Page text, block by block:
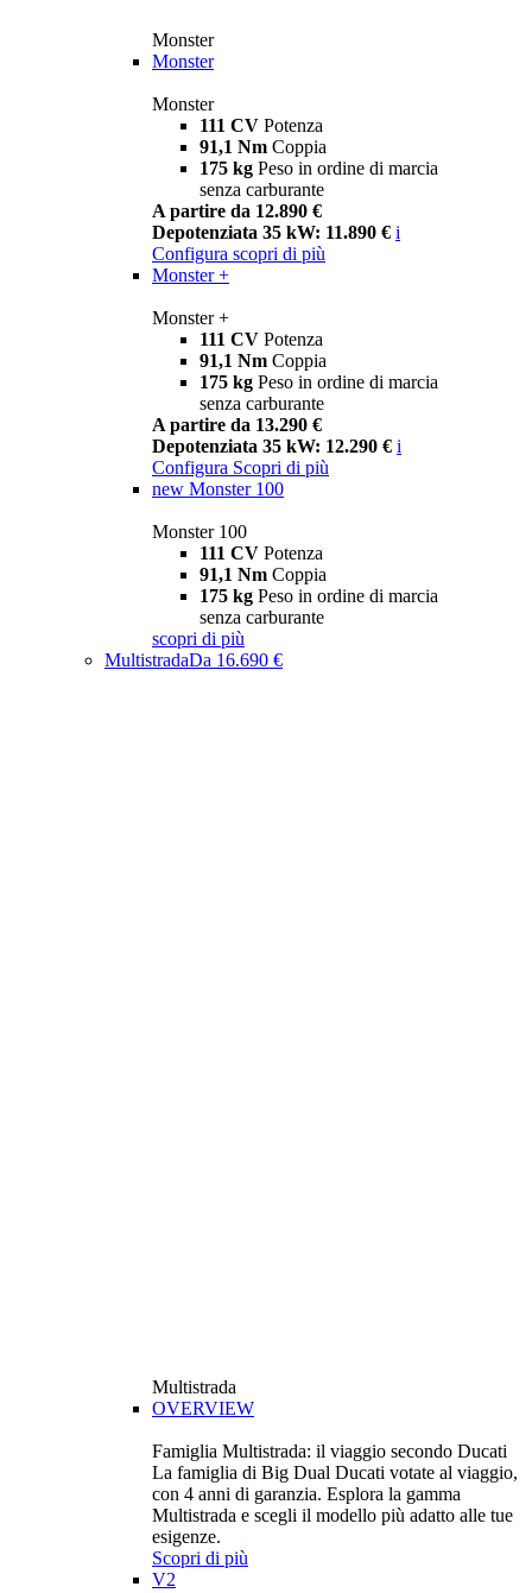
Monster
Monster
Monster
111 CV Potenza
91,1 Nm Coppia
175 kg Peso in ordine di marcia
senza carburante
A partire da 12.890 €
Depotenziata 35 kW: 11.890 € i
Configura scopri di più
Monster +
Monster +
111 CV Potenza
91,1 Nm Coppia
175 kg Peso in ordine di marcia
senza carburante
A partire da 13.290 €
Depotenziata 35 kW: 12.290 € i
Configura Scopri di più
new Monster 100
Monster 100
111 CV Potenza
91,1 Nm Coppia
175 kg Peso in ordine di marcia
senza carburante
scopri di più
MultistradaDa 16.690 €
Multistrada
OVERVIEW
Famiglia Multistrada: il viaggio secondo Ducati
La famiglia di Big Dual Ducati votate al viaggio,
con 4 anni di garanzia. Esplora la gamma
Multistrada e scegli il modello più adatto alle tue
esigenze.
Scopri di più
V2